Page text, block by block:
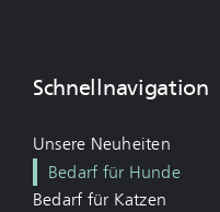
Schnellnavigation
Unsere Neuheiten
Bedarf für Hunde
Bedarf für Katzen